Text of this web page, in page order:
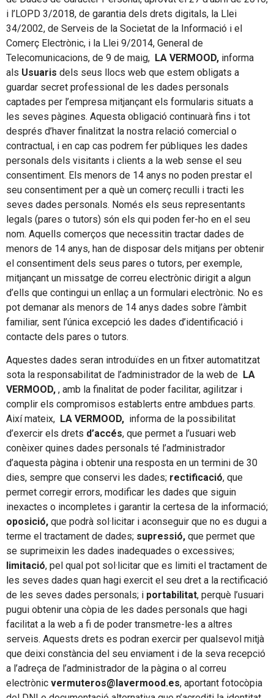
i l’LOPD 3/2018, de garantia dels drets digitals, la Llei
34/2002, de Serveis de la Societat de la Informació i el
Comerç Electrònic, i la Llei 9/2014, General de
Telecomunicacions, de 9 de maig, LA VERMOOD, informa
als Usuaris dels seus llocs web que estem obligats a
guardar secret professional de les dades personals
captades per l’empresa mitjançant els formularis situats a
les seves pàgines. Aquesta obligació continuarà fins i tot
després d’haver finalitzat la nostra relació comercial o
contractual, i en cap cas podrem fer públiques les dades
personals dels visitants i clients a la web sense el seu
consentiment. Els menors de 14 anys no poden prestar el
seu consentiment per a què un comerç reculli i tracti les
seves dades personals. Només els seus representants
legals (pares o tutors) són els qui poden fer-ho en el seu
nom. Aquells comerços que necessitin tractar dades de
menors de 14 anys, han de disposar dels mitjans per obtenir
el consentiment dels seus pares o tutors, per exemple,
mitjançant un missatge de correu electrònic dirigit a algun
d’ells que contingui un enllaç a un formulari electrònic. No es
pot demanar als menors de 14 anys dades sobre l’àmbit
familiar, sent l’única excepció les dades d’identificació i
contacte dels pares o tutors.
Aquestes dades seran introduïdes en un fitxer automatitzat
sota la responsabilitat de l’administrador de la web de LA
VERMOOD, , amb la finalitat de poder facilitar, agilitzar i
complir els compromisos establerts entre ambdues parts.
Així mateix, LA VERMOOD, informa de la possibilitat
d’exercir els drets d’accés, que permet a l’usuari web
conèixer quines dades personals té l’administrador
d’aquesta pàgina i obtenir una resposta en un termini de 30
dies, sempre que conservi les dades; rectificació, que
permet corregir errors, modificar les dades que siguin
inexactes o incompletes i garantir la certesa de la informació;
oposició, que podrà sol·licitar i aconseguir que no es dugui a
terme el tractament de dades; supressió, que permet que
se suprimeixin les dades inadequades o excessives;
limitació, pel qual pot sol·licitar que es limiti el tractament de
les seves dades quan hagi exercit el seu dret a la rectificació
de les seves dades personals; i portabilitat, perquè l’usuari
pugui obtenir una còpia de les dades personals que hagi
facilitat a la web a fi de poder transmetre-les a altres
serveis. Aquests drets es podran exercir per qualsevol mitjà
que deixi constància del seu enviament i de la seva recepció
a l’adreça de l’administrador de la pàgina o al correu
electrònic vermuteros@lavermood.es, aportant fotocòpia